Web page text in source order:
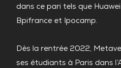
dans ce pari tels que
Bpifrance et Ipocamp.
Dès la rentrée 2022,
ses étudiants à Paris dans